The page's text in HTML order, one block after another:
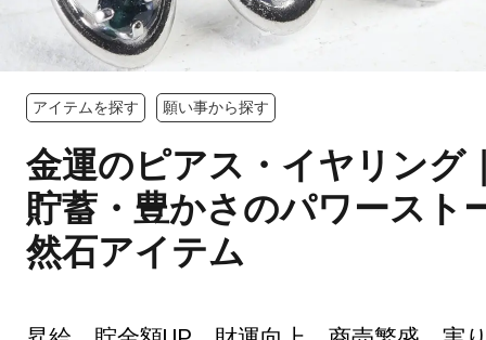
アイテムを探す 願い事から探す
金運のピアス・イヤリング
貯蓄・豊かさのパワースト
然石アイテム